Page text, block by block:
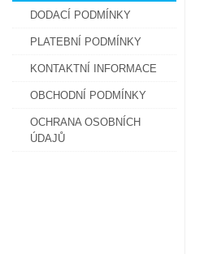
DODACÍ PODMÍNKY
PLATEBNÍ PODMÍNKY
KONTAKTNÍ INFORMACE
OBCHODNÍ PODMÍNKY
OCHRANA OSOBNÍCH
ÚDAJŮ